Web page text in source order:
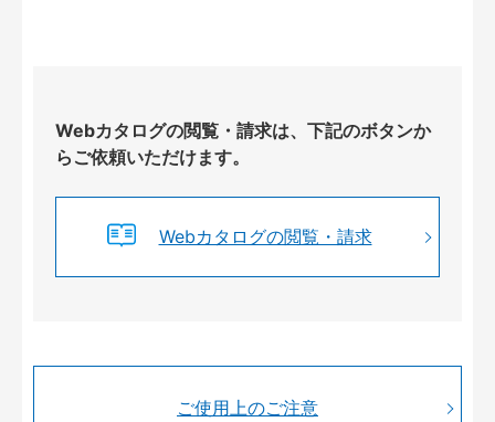
Webカタログの閲覧・請求は、下記のボタンか
らご依頼いただけます。
Webカタログの閲覧・請求
ご使用上のご注意